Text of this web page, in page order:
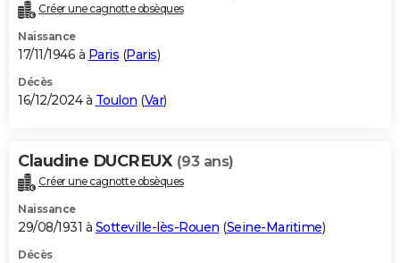
Créer une cagnotte obsèques
Naissance
17/11/1946 à Paris (Paris)
Décès
16/12/2024 à Toulon (Var)
Claudine DUCREUX (93 ans)
Créer une cagnotte obsèques
Naissance
29/08/1931 à Sotteville-lès-Rouen (Seine-Maritime)
Décès